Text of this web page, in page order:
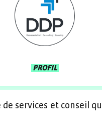
PROFIL
de services et conseil